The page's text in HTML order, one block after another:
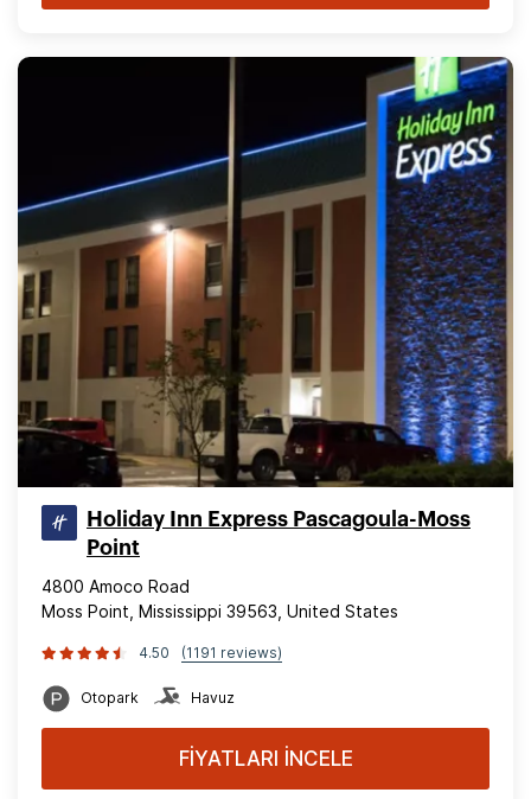
Holiday Inn Express Pascagoula-Moss
Point
4800 Amoco Road
Moss Point, Mississippi 39563, United States
4.50 (1191 reviews)
Otopark Havuz
FİYATLARI İNCELE